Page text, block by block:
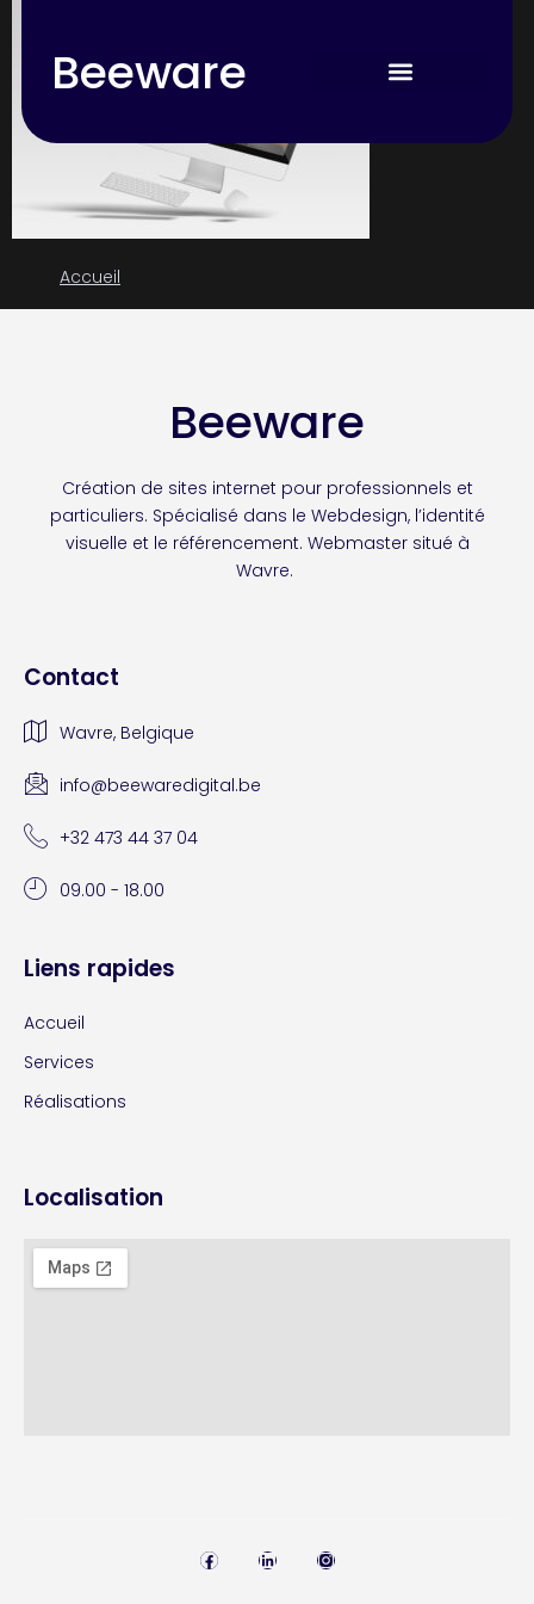
Beeware
Accueil
Beeware
Création de sites internet pour professionnels et
particuliers. Spécialisé dans le Webdesign, l’identité
visuelle et le référencement. Webmaster situé à
Wavre.
Contact
Wavre, Belgique
info@beewaredigital.be
+32 473 44 37 04
09.00 - 18.00
Liens rapides
Accueil
Services
Réalisations
Localisation